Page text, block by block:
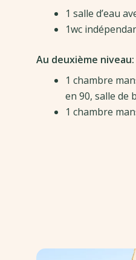
1 salle d’eau
1wc
Au deuxième niveau:
1 chambre
en 90, salle de
1 chambre